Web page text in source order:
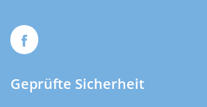
Geprüfte Sicherheit